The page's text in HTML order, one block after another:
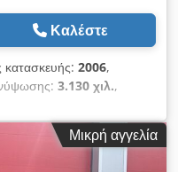
Καλέστε
κατασκευής: 2006,
3.130 χιλ.,
περονοφόρο
ηλεκτρική, έτος
(mm): 3.130, ικανότητα
Tex Akrsha
Μικρή αγγελία